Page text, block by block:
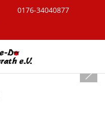
0176-34040877